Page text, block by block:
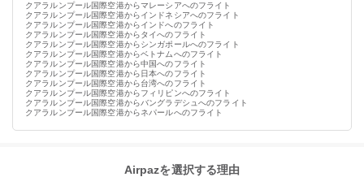
クアラルンプール国際空港からマレーシアへのフライト
クアラルンプール国際空港からインドネシアへのフライト
クアラルンプール国際空港からインドへのフライト
クアラルンプール国際空港からタイへのフライト
クアラルンプール国際空港からシンガポールへのフライト
クアラルンプール国際空港からベトナムへのフライト
クアラルンプール国際空港から中国へのフライト
クアラルンプール国際空港から日本へのフライト
クアラルンプール国際空港から台湾へのフライト
クアラルンプール国際空港からフィリピンへのフライト
クアラルンプール国際空港からバングラデシュへのフライト
クアラルンプール国際空港からネパールへのフライト
Airpazを選択する理由